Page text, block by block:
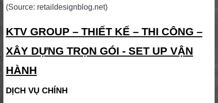
(Source: retaildesignblog.net)
KTV GROUP – THIẾT KẾ – THI CÔNG –
XÂY DỰNG TRỌN GÓI - SET UP VẬN
HÀNH
DỊCH VỤ CHÍNH